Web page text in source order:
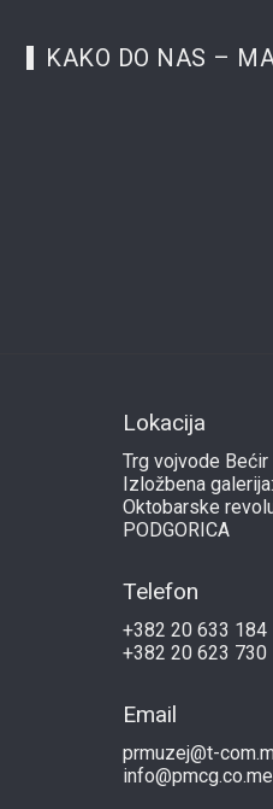
KAKO DO NAS –
Lokacija
Trg vojvode
Izložbena galerija:
Oktobarske
PODGORICA
Telefon
+382 20 633 184
+382 20 623 730
Email
prmuzej@t-
info@pmcg.co.me